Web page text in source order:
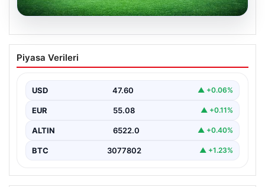
(Özet) Larne – Iberia 1999 Maçı Özeti
ve Tüm Önemli Anları
Piyasa Verileri
USD 47.60 ▲ +0.06%
EUR 55.08 ▲ +0.11%
ALTIN 6522.0 ▲ +0.40%
BTC 3077802 ▲ +1.23%